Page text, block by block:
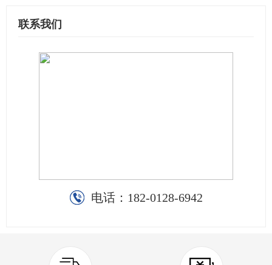
联系我们
电话： 182-0128-6942